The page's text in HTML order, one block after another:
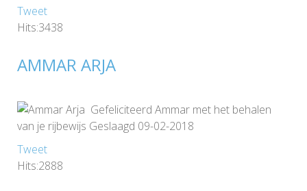
Tweet
Hits:3438
AMMAR ARJA
Gefeliciteerd Ammar met het behalen
van je rijbewijs Geslaagd 09-02-2018
Tweet
Hits:2888